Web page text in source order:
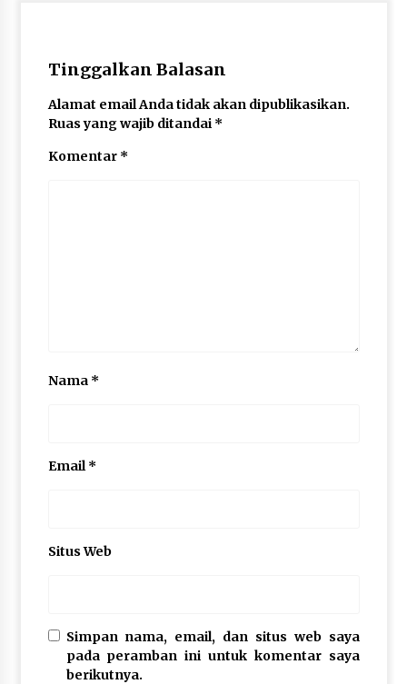
Tinggalkan Balasan
Alamat email Anda tidak akan dipublikasikan.
Ruas yang wajib ditandai *
Komentar *
Nama *
Email *
Situs Web
Simpan nama, email, dan situs web saya
pada peramban ini untuk komentar saya
berikutnya.